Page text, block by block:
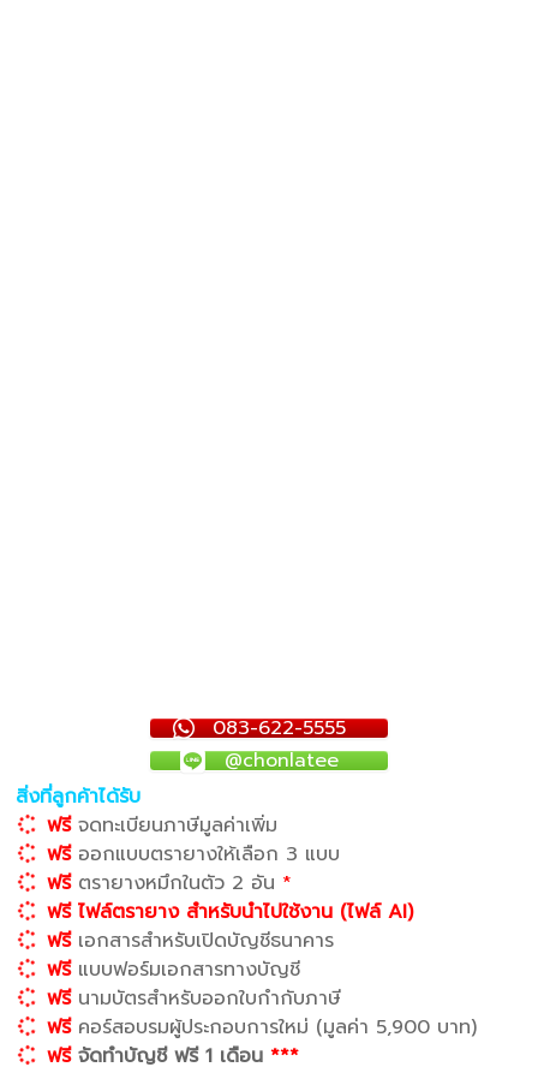
083-622-5555
@chonlatee
สิ่งที่ลูกค้าได้รับ
ฟรีจดทะเบียนภาษีมูลค่าเพิ่ม
ฟรีออกแบบตรายางให้เลือก 3 แบบ
ฟรีตรายางหมึกในตัว 2 อัน *
ฟรี ไฟล์ตรายาง สำหรับนำไปใช้งาน (ไฟล์ AI)
ฟรีเอกสารสำหรับเปิดบัญชีธนาคาร
ฟรีแบบฟอร์มเอกสารทางบัญชี
ฟรีนามบัตรสำหรับออกใบกำกับภาษี
ฟรีคอร์สอบรมผู้ประกอบการใหม่ (มูลค่า 5,900 บาท)
ฟรี จัดทำบัญชี ฟรี 1 เดือน***